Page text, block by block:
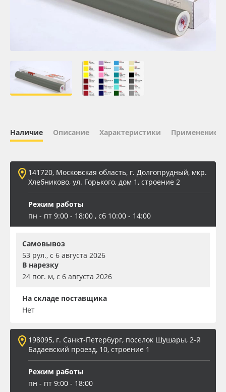
Плёнка монтажная Oratape
ПЭТ листовой
Баннер
Заготовки для сувениров
Наличие Описание Характеристики Применение
141720, Московская область, г. Долгопрудный, мкр.
Хлебниково, ул. Горького, дом 1, строение 2
Режим работы
пн - пт 9:00 - 18:00 , сб 10:00 - 14:00
Самовывоз
53 рул., с 6 августа 2026
В нарезку
24 пог. м, с 6 августа 2026
На складе поставщика
Нет
198095, г. Санкт-Петербург, поселок Шушары, 2-й
Бадаевский проезд, 10, строение 1
Режим работы
пн - пт 9:00 - 18:00